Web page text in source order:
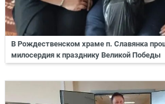
В Рождественском храме п. Славянка
милосердия к празднику Великой Победы